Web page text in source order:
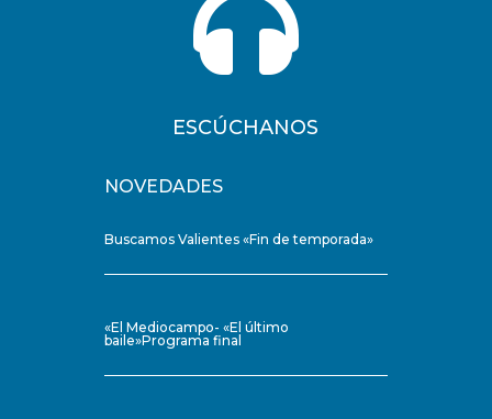

ESCÚCHANOS
NOVEDADES
Buscamos Valientes «Fin de temporada»
«El Mediocampo- «El último
baile»Programa final